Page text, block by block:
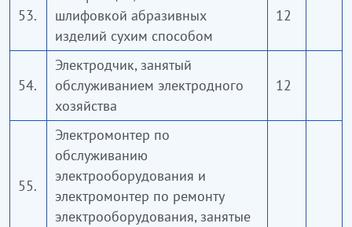
53.
шлифовкой абразивных
изделий сухим способом
12
54.
Электродчик, занятый
обслуживанием электродного
хозяйства
12
55.
Электромонтер по
обслуживанию
электрооборудования и
электромонтер по ремонту
электрооборудования, занятые